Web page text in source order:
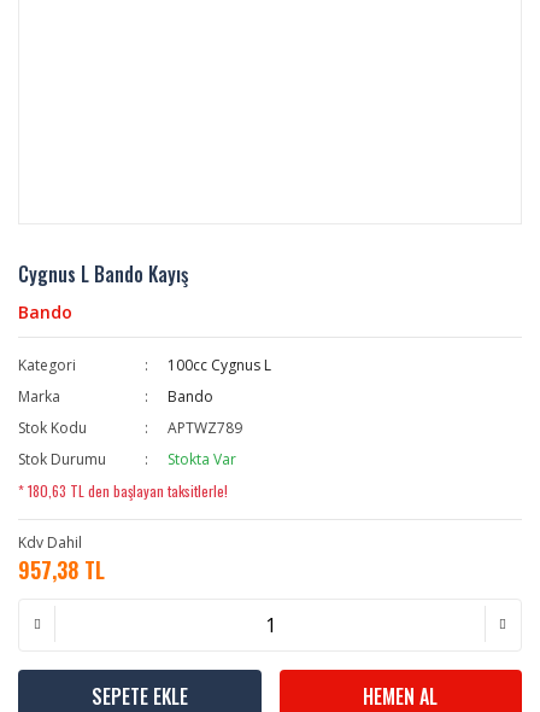
Cygnus L Bando Kayış
Bando
Kategori
100cc Cygnus L
Marka
Bando
Stok Kodu
APTWZ789
Stok Durumu
Stokta Var
* 180,63 TL den başlayan taksitlerle!
Kdv Dahil
957,38 TL
SEPETE EKLE HEMEN AL